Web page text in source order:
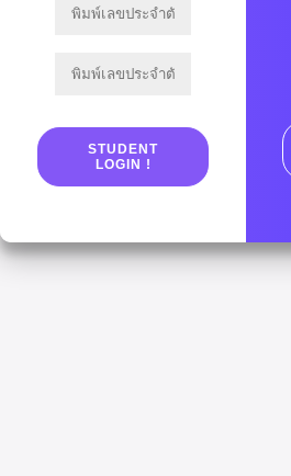
STUDENT
LOGIN !
หน้านี้สำหรับแอดมิน
ที่ปุ่มด้านล่าง
STUDENT
LOGIN !